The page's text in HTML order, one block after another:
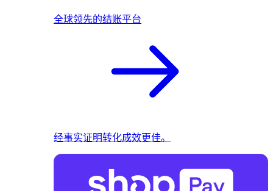
全球领先的结账平台
经事实证明转化成效更佳。